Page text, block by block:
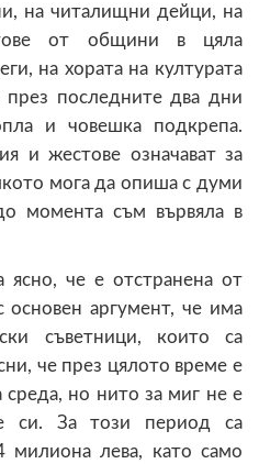
на читалищни дейци, на
от общини в цяла
на хората на културата
последните два дни
и човешка подкрепа.
и жестове означават за
мога да опиша с думи
момента съм вървяла в
ясно, че е отстранена от
основен аргумент, че има
съветници, които са
че през цялото време е
среда, но нито за миг не е
си. За този период са
милиона лева, като само